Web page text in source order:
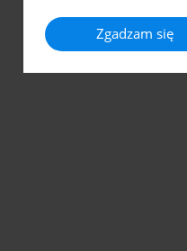
Zgadzam się